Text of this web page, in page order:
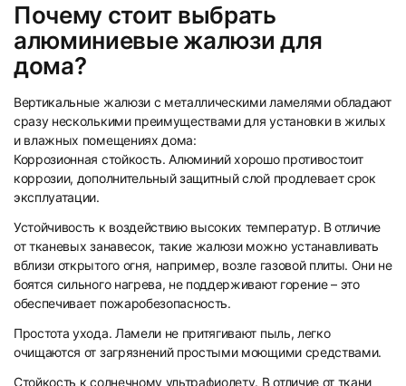
13 14
15 16
17
Почему стоит выбрать
алюминиевые жалюзи для
дома?
Вертикальные жалюзи с металлическими ламелями обладают
сразу несколькими преимуществами для установки в жилых
и влажных помещениях дома:
Коррозионная стойкость. Алюминий хорошо противостоит
коррозии, дополнительный защитный слой продлевает срок
эксплуатации.
Устойчивость к воздействию высоких температур. В отличие
от тканевых занавесок, такие жалюзи можно устанавливать
вблизи открытого огня, например, возле газовой плиты. Они не
боятся сильного нагрева, не поддерживают горение – это
обеспечивает пожаробезопасность.
Простота ухода. Ламели не притягивают пыль, легко
очищаются от загрязнений простыми моющими средствами.
Стойкость к солнечному ультрафиолету. В отличие от ткани